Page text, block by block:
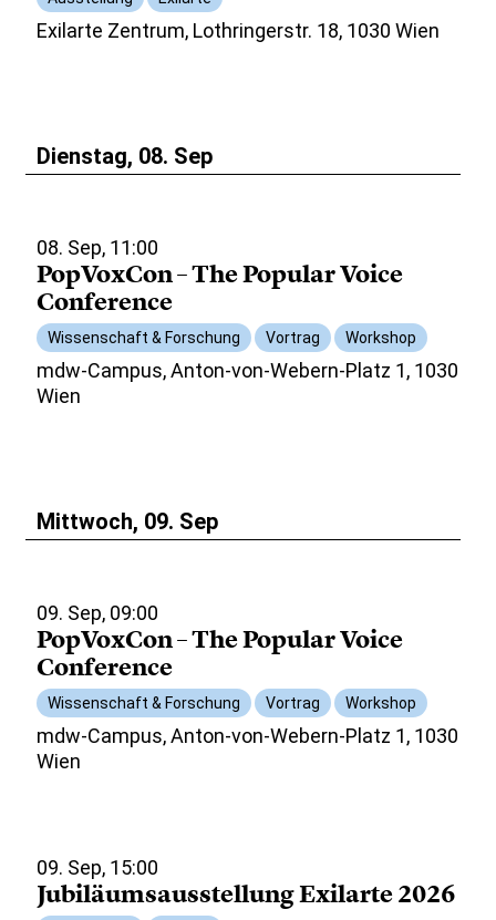
Exilarte Zentrum, Lothringerstr. 18, 1030 Wien
Dienstag, 08. Sep
08. Sep, 11:00
PopVoxCon – The Popular Voice
Conference
Wissenschaft & Forschung Vortrag Workshop
mdw-Campus, Anton-von-Webern-Platz 1, 1030
Wien
Mittwoch, 09. Sep
09. Sep, 09:00
PopVoxCon – The Popular Voice
Conference
Wissenschaft & Forschung Vortrag Workshop
mdw-Campus, Anton-von-Webern-Platz 1, 1030
Wien
09. Sep, 15:00
Jubiläumsausstellung Exilarte 2026